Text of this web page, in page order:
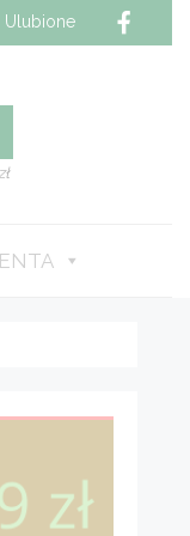
Ulubione